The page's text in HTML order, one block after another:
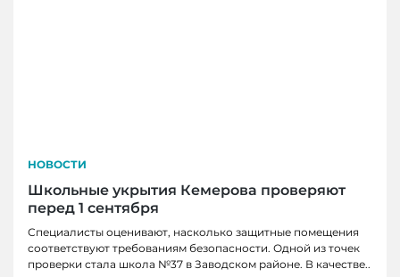
НОВОСТИ
Школьные укрытия Кемерова проверяют
перед 1 сентября
Специалисты оценивают, насколько защитные помещения
соответствуют требованиям безопасности. Одной из точек
проверки стала школа №37 в Заводском районе. В качестве..